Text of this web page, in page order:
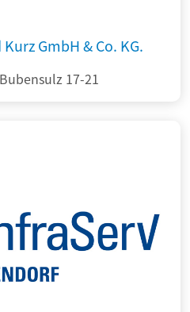
GmbH & Co. KG.
17-21